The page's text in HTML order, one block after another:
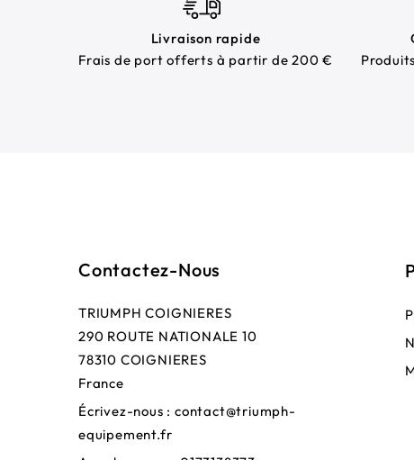
Livraison rapide
Frais de port offerts à partir de 200 €
Contactez-Nous
TRIUMPH COIGNIERES
290 ROUTE NATIONALE 10
78310 COIGNIERES
France
Écrivez-nous :contact@triumph-
equipement.fr